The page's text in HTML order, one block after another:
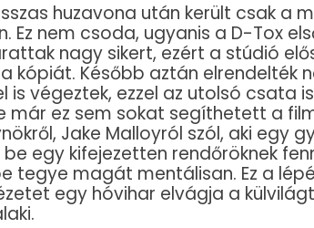
huzavona után került csak a
Ez nem csoda, ugyanis a D-Tox
nagy sikert, ezért a stúdió
kópiát. Később aztán elrendelték
végeztek, ezzel az utolsó csata
már ez sem sokat segíthetett a
Jake Malloyról szól, aki egy
egy kifejezetten rendőröknek
tegye magát mentálisan. Ez a
egy hóvihar elvágja a